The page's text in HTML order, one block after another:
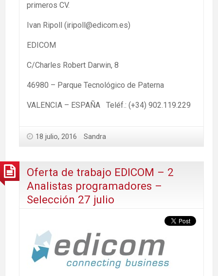
primeros CV.
Ivan Ripoll (iripoll@edicom.es)
EDICOM
C/Charles Robert Darwin, 8
46980 – Parque Tecnológico de Paterna
VALENCIA – ESPAÑA Teléf.: (+34) 902.119.229
18 julio, 2016 Sandra
Oferta de trabajo EDICOM – 2
Analistas programadores –
Selección 27 julio